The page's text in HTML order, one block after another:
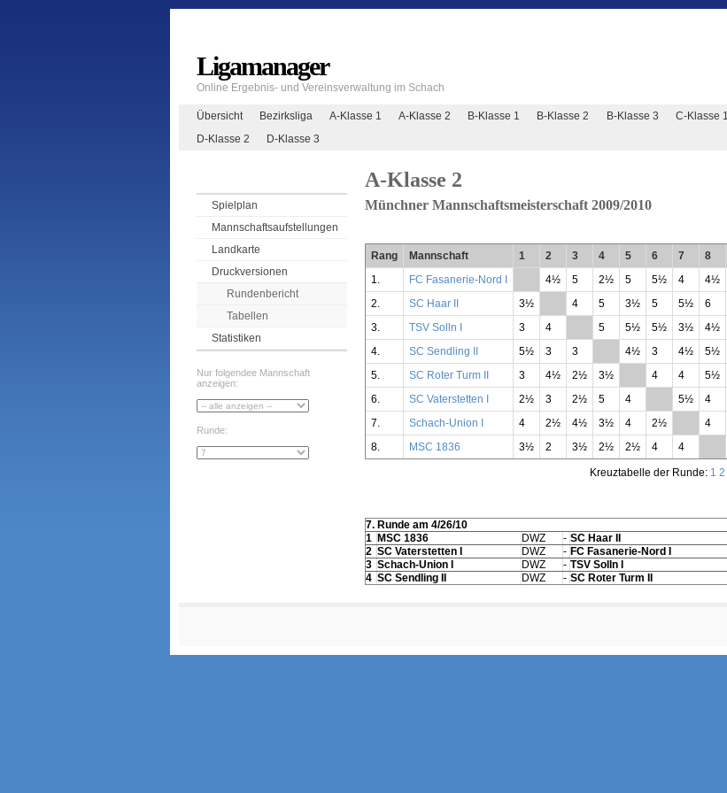
Ligamanager
Online Ergebnis- und Vereinsverwaltung im Schach
Übersicht Bezirksliga A-Klasse 1 A-Klasse 2 B-Klasse 1 B-Klasse 2 B-Klasse 3 C-Klasse 1
D-Klasse 2
D-Klasse 3
Spielplan
Mannschaftsaufstellungen
Landkarte
Druckversionen
Rundenbericht
Tabellen
Statistiken
Nur folgendee Mannschaft
anzeigen:
Runde:
A-Klasse 2
Münchner Mannschaftsmeisterschaft 2009/2010
Rang Mannschaft 1 2 3 4 5 6 7 8
1.
FC Fasanerie-Nord I 4½ 5 2½ 5 5½ 4 4½
2.
SC Haar II 3½ 4 5 3½ 5 5½ 6
3.
TSV Solln I 3 4 5 5½ 5½ 3½ 4½
4.
SC Sendling II 5½ 3 3 4½ 3 4½ 5½
5.
SC Roter Turm II 3 4½ 2½ 3½ 4 4 5½
6.
SC Vaterstetten I 2½ 3 2½ 5 4 5½ 4
7.
Schach-Union I 4 2½ 4½ 3½ 4 2½ 4
8.
MSC 1836 3½ 2 3½ 2½ 2½ 4 4
Kreuztabelle der Runde: 1 2
7. Runde am 4/26/10
1 MSC 1836 DWZ - SC Haar II
2 SC Vaterstetten I DWZ - FC Fasanerie-Nord I
3 Schach-Union I DWZ - TSV Solln I
4 SC Sendling II DWZ - SC Roter Turm II